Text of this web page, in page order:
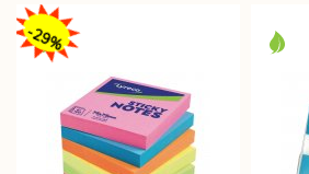
viestilappuja sekä
neonvärejä. Post-
eri muotoisia
muistikuutioita.
Teippimerkit ovat
Teippimerkeissä
-29%